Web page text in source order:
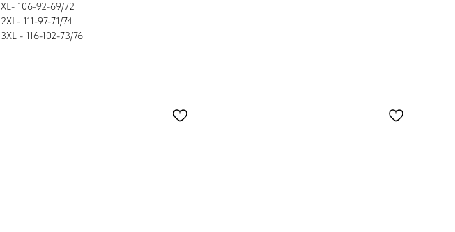
XL- 106-92-69/72
2XL- 111-97-71/74
3XL - 116-102-73/76